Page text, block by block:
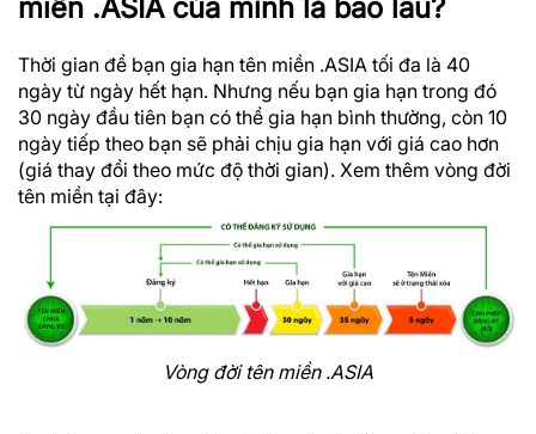
miền .ASIA của mình là bao lâu?
Thời gian để bạn gia hạn tên miền .ASIA tối đa là 40
ngày từ ngày hết hạn. Nhưng nếu bạn gia hạn trong đó
30 ngày đầu tiên bạn có thể gia hạn bình thường, còn 10
ngày tiếp theo bạn sẽ phải chịu gia hạn với giá cao hơn
(giá thay đổi theo mức độ thời gian). Xem thêm vòng đời
tên miền tại đây:
Vòng đời tên miền .ASIA